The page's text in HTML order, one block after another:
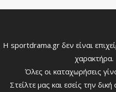
Η sportdrama.gr δεν είναι
χαρακτήρα.
Όλες οι καταχωρήσεις
Στείλτε μας και εσείς την